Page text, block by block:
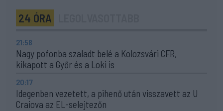
24 ÓRA
21:58
Nagy pofonba szaladt belé a Kolozsvári CFR,
kikapott a Győr és a Loki is
20:17
Idegenben vezetett, a pihenő után visszavett az U
Craiova az EL-selejtezőn